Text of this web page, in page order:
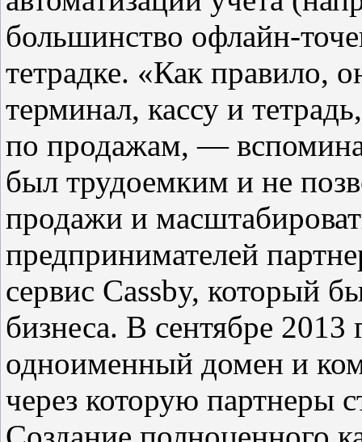
большинство офлайн-
тетрадке. «Как правило,
терминал, кассу и
по продажам, —
был трудоемким и не
продажи и
предпринимателей
сервис Cassby, который
бизнеса. В сентябре
одноименный домен и
через которую партнеры